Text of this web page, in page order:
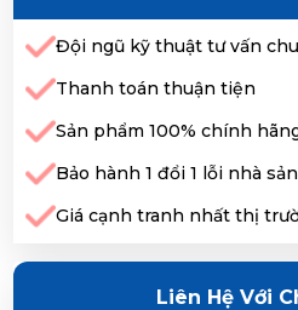
Đội ngũ kỹ thuật tư vấn
Thanh toán thuận tiện
Sản phẩm 100% chính
Bảo hành 1 đổi 1 lỗi nhà
Giá cạnh tranh nhất thị
Liên Hệ Với